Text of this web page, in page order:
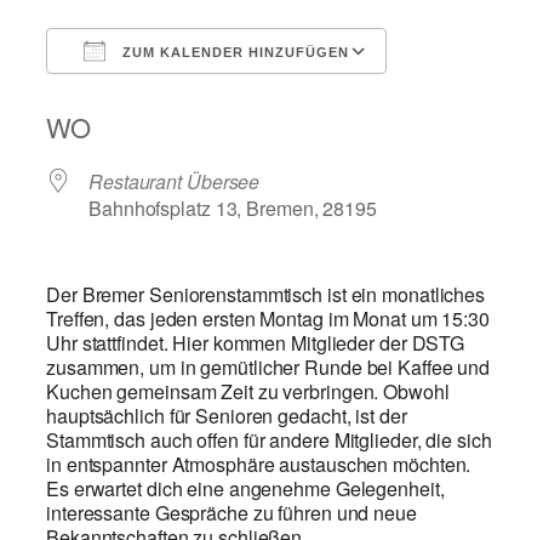
ZUM KALENDER HINZUFÜGEN
WO
Restaurant Übersee
Bahnhofsplatz 13, Bremen, 28195
Der Bremer Seniorenstammtisch ist ein monatliches
Treffen, das jeden ersten Montag im Monat um 15:30
Uhr stattfindet. Hier kommen Mitglieder der DSTG
zusammen, um in gemütlicher Runde bei Kaffee und
Kuchen gemeinsam Zeit zu verbringen. Obwohl
hauptsächlich für Senioren gedacht, ist der
Stammtisch auch offen für andere Mitglieder, die sich
in entspannter Atmosphäre austauschen möchten.
Es erwartet dich eine angenehme Gelegenheit,
interessante Gespräche zu führen und neue